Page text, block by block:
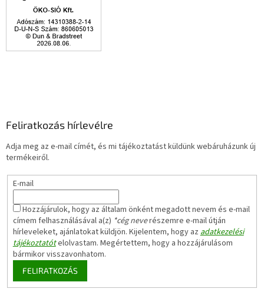
Feliratkozás hírlevélre
Adja meg az e-mail címét, és mi tájékoztatást küldünk webáruházunk új
termékeiről.
E-mail
Hozzájárulok, hogy az általam önként megadott nevem és e-mail
címem felhasználásával a(z) *cég neverészemre e-mail útján
hírleveleket, ajánlatokat küldjön. Kijelentem, hogy az adatkezelési
tájékoztatótelolvastam. Megértettem, hogy a hozzájárulásom
bármikor visszavonhatom.
FELIRATKOZÁS